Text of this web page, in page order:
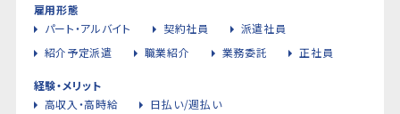
雇用形態
パート・アルバイト
契約社員
派遣社員
紹介予定派遣
職業紹介 業務委託 正社員
経験・メリット
高収入・高時給
日払い/週払い